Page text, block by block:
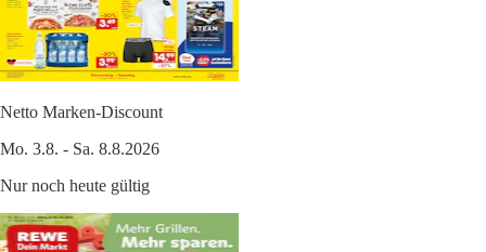
Netto Marken-Discount
Mo. 3.8. - Sa. 8.8.2026
Nur noch heute gültig